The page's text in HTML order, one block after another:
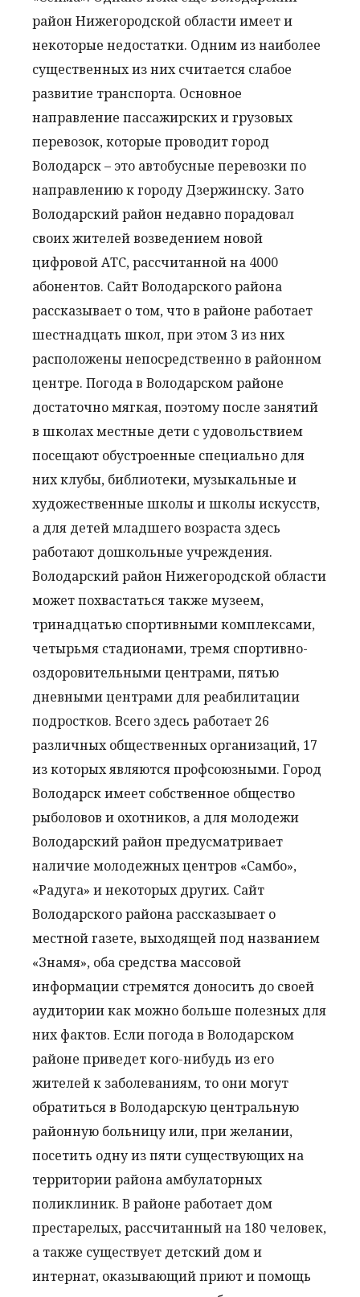
район Нижегородской области имеет и
некоторые недостатки. Одним из наиболее
существенных из них считается слабое
развитие транспорта. Основное
направление пассажирских и грузовых
перевозок, которые проводит город
Володарск – это автобусные перевозки по
направлению к городу Дзержинску. Зато
Володарский район недавно порадовал
своих жителей возведением новой
цифровой АТС, рассчитанной на 4000
абонентов. Сайт Володарского района
рассказывает о том, что в районе работает
шестнадцать школ, при этом 3 из них
расположены непосредственно в районном
центре. Погода в Володарском районе
достаточно мягкая, поэтому после занятий
в школах местные дети с удовольствием
посещают обустроенные специально для
них клубы, библиотеки, музыкальные и
художественные школы и школы искусств,
а для детей младшего возраста здесь
работают дошкольные учреждения.
Володарский район Нижегородской области
может похвастаться также музеем,
тринадцатью спортивными комплексами,
четырьмя стадионами, тремя спортивно-
оздоровительными центрами, пятью
дневными центрами для реабилитации
подростков. Всего здесь работает 26
различных общественных организаций, 17
из которых являются профсоюзными. Город
Володарск имеет собственное общество
рыболовов и охотников, а для молодежи
Володарский район предусматривает
наличие молодежных центров «Самбо»,
«Радуга» и некоторых других. Сайт
Володарского района рассказывает о
местной газете, выходящей под названием
«Знамя», оба средства массовой
информации стремятся доносить до своей
аудитории как можно больше полезных для
них фактов. Если погода в Володарском
районе приведет кого-нибудь из его
жителей к заболеваниям, то они могут
обратиться в Володарскую центральную
районную больницу или, при желании,
посетить одну из пяти существующих на
территории района амбулаторных
поликлиник. В районе работает дом
престарелых, рассчитанный на 180 человек,
а также существует детский дом и
интернат, оказывающий приют и помощь